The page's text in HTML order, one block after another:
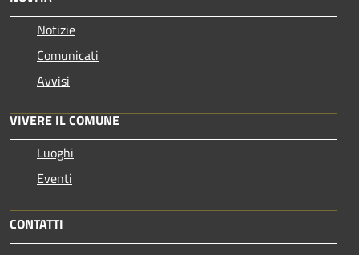
Notizie
Comunicati
Avvisi
VIVERE IL COMUNE
Luoghi
Eventi
CONTATTI